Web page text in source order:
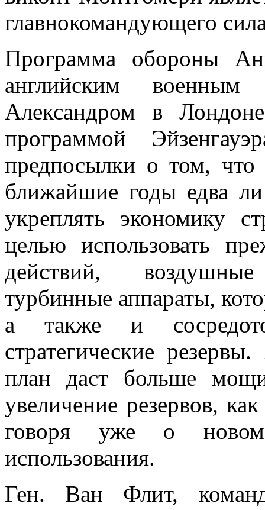
глав­нокомандующего
Программа обороны
английским военным
Александром в
программой
предпосылки о том,
ближайшие годы едва
укреплять экономику
целью исполь­зовать
действий,
турбинные аппараты,
а также и
стратегические
план даст больше
увеличение резервов,
говоря уже о
использования.
Ген. Ван Флит,